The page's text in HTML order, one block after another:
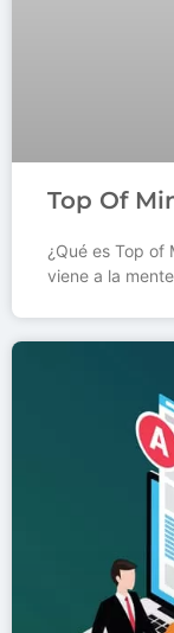
Top Of
¿Qué es Top of
viene a la